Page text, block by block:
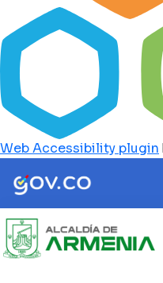
Web Accessibility plugin